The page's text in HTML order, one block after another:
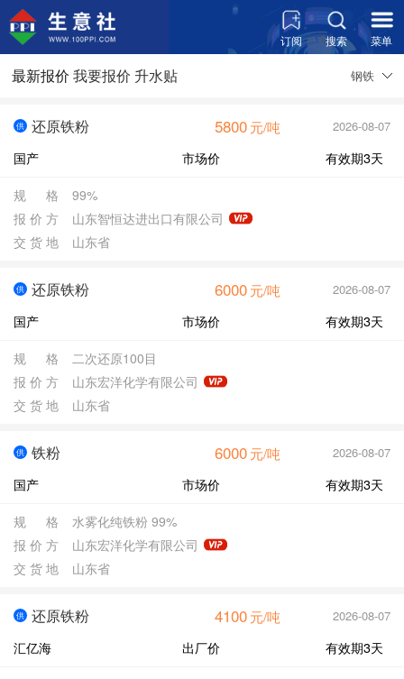
订阅 搜索 菜单
最新报价 我要报价 升水贴 钢铁
供 还原铁粉 5800元/吨 2026-08-07
国产 市场价 有效期3天
规 格
99%
报 价 方
山东智恒达进出口有限公司
交 货 地 山东省
供 还原铁粉 6000元/吨 2026-08-07
国产 市场价 有效期3天
规 格
二次还原100目
报 价 方
山东宏洋化学有限公司
交 货 地 山东省
供 铁粉 6000元/吨 2026-08-07
国产 市场价 有效期3天
规 格
水雾化纯铁粉 99%
报 价 方
山东宏洋化学有限公司
交 货 地 山东省
供 还原铁粉 4100元/吨 2026-08-07
汇亿海 出厂价 有效期3天